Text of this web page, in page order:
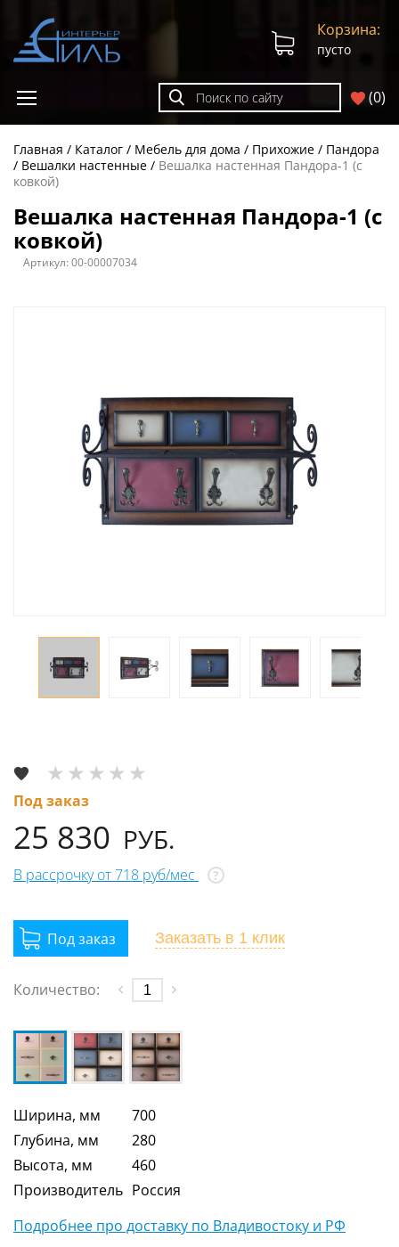
(0)
Корзина:
пусто
Главная Каталог Мебель для дома Прихожие
Пандора
Вешалки настенные
Вешалка настенная Пандора-1 (с
ковкой)
Вешалка настенная Пандора-1 (с
ковкой)
Артикул:00-00007034
Под заказ
25 830 РУБ.
В рассрочку от 718 руб/мес ?
Заказать в 1 клик
Количество:
Ширина, мм
700
Глубина, мм
280
Высота, мм
460
Производитель Россия
Подробнее про доставку по Владивостоку и РФ